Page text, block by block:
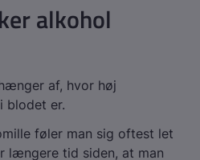
alkohol
af, hvor høj
blodet er.
føler man sig oftest let
længere tid siden, at man